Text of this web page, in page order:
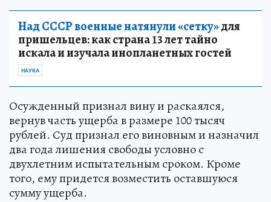
Над СССР военные натянули «сетку»для
пришельцев: как страна 13 лет тайно
искала и изучала инопланетных гостей
НАУКА
Осужденный признал вину и раскаялся,
вернув часть ущерба в размере 100 тысяч
рублей. Суд признал его виновным и назначил
два года лишения свободы условно с
двухлетним испытательным сроком. Кроме
того, ему придется возместить оставшуюся
сумму ущерба.